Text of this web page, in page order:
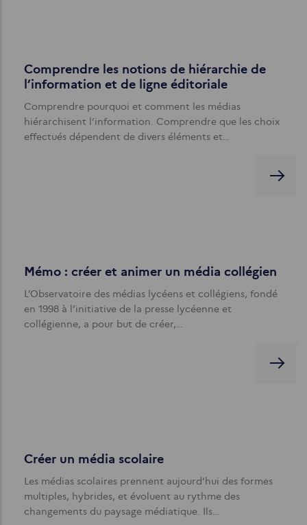
Comprendre les notions de hiérarchie de
l’information et de ligne éditoriale
Comprendre pourquoi et comment les médias
hiérarchisent l’information. Comprendre que les choix
effectués dépendent de divers éléments et…
Mémo : créer et animer un média collégien
L’Observatoire des médias lycéens et collégiens, fondé
en 1998 à l’initiative de la presse lycéenne et
collégienne, a pour but de créer,…
Créer un média scolaire
Les médias scolaires prennent aujourd’hui des formes
multiples, hybrides, et évoluent au rythme des
changements du paysage médiatique. Ils…